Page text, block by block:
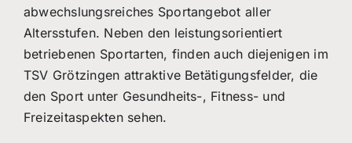
Mitgliedschaft
abwechslungsreiches Sportangebot aller
Altersstufen. Neben den leistungsorientiert
betriebenen Sportarten, finden auch diejenigen im
TSV Grötzingen attraktive Betätigungsfelder, die
den Sport unter Gesundheits-, Fitness- und
Freizeitaspekten sehen.